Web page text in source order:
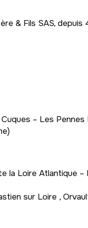
& Fils SAS, depuis
– Les Pennes
la Loire Atlantique –
sur Loire ,